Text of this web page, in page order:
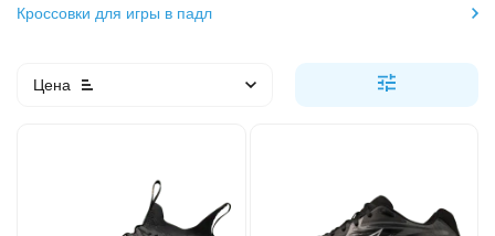
Кроссовки для игры в падл
Цена